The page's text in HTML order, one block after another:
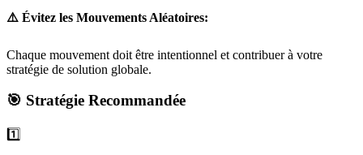
⚠️ Évitez les Mouvements Aléatoires:
Chaque mouvement doit être intentionnel et contribuer à votre
stratégie de solution globale.
🎯 Stratégie Recommandée
1️⃣